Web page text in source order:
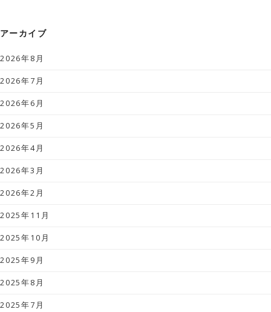
アーカイブ
2026年8月
2026年7月
2026年6月
2026年5月
2026年4月
2026年3月
2026年2月
2025年11月
2025年10月
2025年9月
2025年8月
2025年7月